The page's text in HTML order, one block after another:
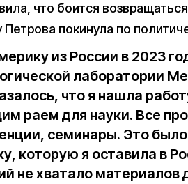
что боится
Петрова покинула по
из России в 2023
лаборатории
что я нашла
раем для науки. Все
семинары. Это
которую я оставила в
не хватало материалов